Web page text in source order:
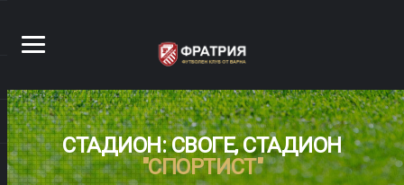
СТАДИОН: СВОГЕ, СТАДИОН
"СПОРТИСТ"